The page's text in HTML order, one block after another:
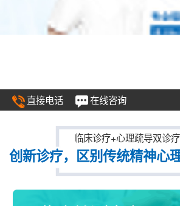
直接电话 在线咨询
临床诊疗+心理疏导双诊
创新诊疗，区别传统精神心